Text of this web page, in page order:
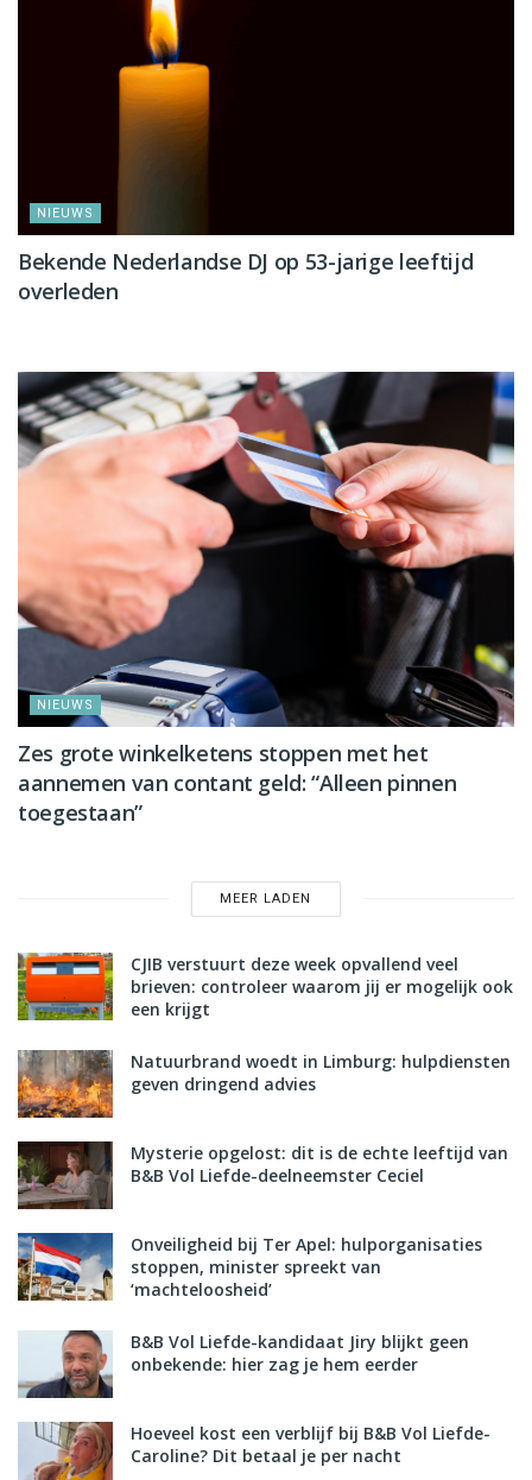
NIEUWS
Bekende Nederlandse DJ op 53-jarige leeftijd
overleden
NIEUWS
Zes grote winkelketens stoppen met het
aannemen van contant geld: “Alleen pinnen
toegestaan”
MEER LADEN
CJIB verstuurt deze week opvallend veel
brieven: controleer waarom jij er mogelijk ook
een krijgt
Natuurbrand woedt in Limburg: hulpdiensten
geven dringend advies
Mysterie opgelost: dit is de echte leeftijd van
B&B Vol Liefde-deelneemster Ceciel
Onveiligheid bij Ter Apel: hulporganisaties
stoppen, minister spreekt van
‘machteloosheid’
B&B Vol Liefde-kandidaat Jiry blijkt geen
onbekende: hier zag je hem eerder
Hoeveel kost een verblijf bij B&B Vol Liefde-
Caroline? Dit betaal je per nacht